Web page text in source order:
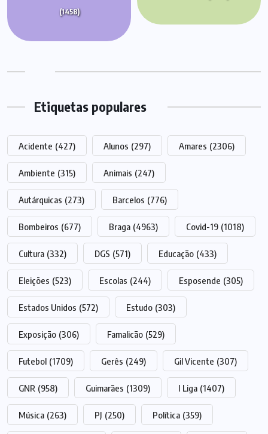
(1458)
Etiquetas populares
Acidente (427) Alunos (297) Amares (2306)
Ambiente (315) Animais (247)
Autárquicas (273) Barcelos (776)
Bombeiros (677) Braga (4963) Covid-19 (1018)
Cultura (332) DGS (571) Educação (433)
Eleições (523) Escolas (244) Esposende (305)
Estados Unidos (572) Estudo (303)
Exposição (306) Famalicão (529)
Futebol (1709) Gerês (249) Gil Vicente (307)
GNR (958) Guimarães (1309) I Liga (1407)
Música (263) PJ (250) Política (359)